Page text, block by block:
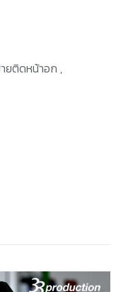
ยติดหน้าอก ,